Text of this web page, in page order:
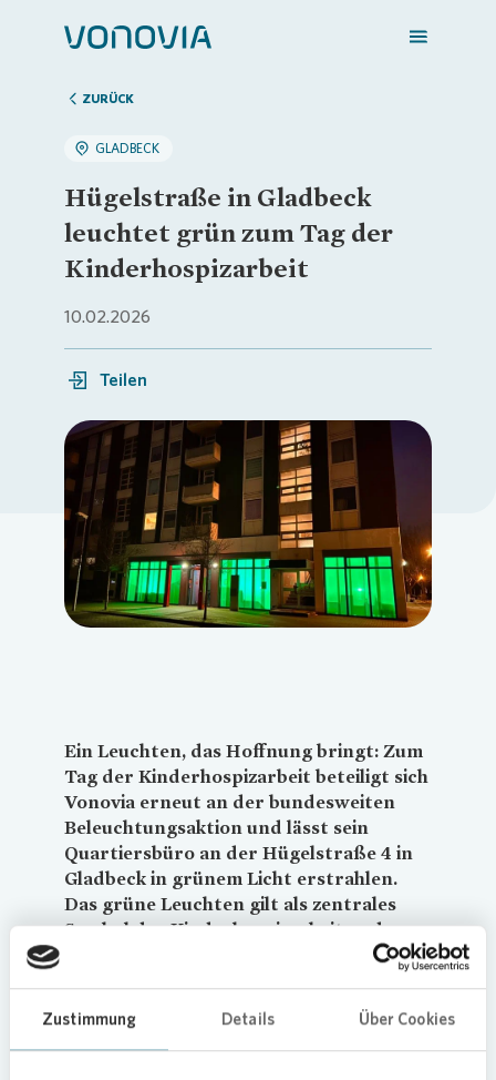
Zustimmung Details Über Cookies
Zuhause finden
Mein Zuhause
Meine Stadt
Login
ZURÜCK
GLADBECK
Hügelstraße in Gladbeck
leuchtet grün zum Tag der
Kinderhospizarbeit
10.02.2026
Teilen
Loading...
Ein Leuchten, das Hoffnung bringt: Zum
Tag der Kinderhospizarbeit beteiligt sich
Vonovia erneut an der bundesweiten
Beleuchtungsaktion und lässt sein
Quartiersbüro an der Hügelstraße 4 in
Gladbeck in grünem Licht erstrahlen.
Das grüne Leuchten gilt als zentrales
Symbol der Kinderhospizarbeit und
wurde deutschlandweit durch den